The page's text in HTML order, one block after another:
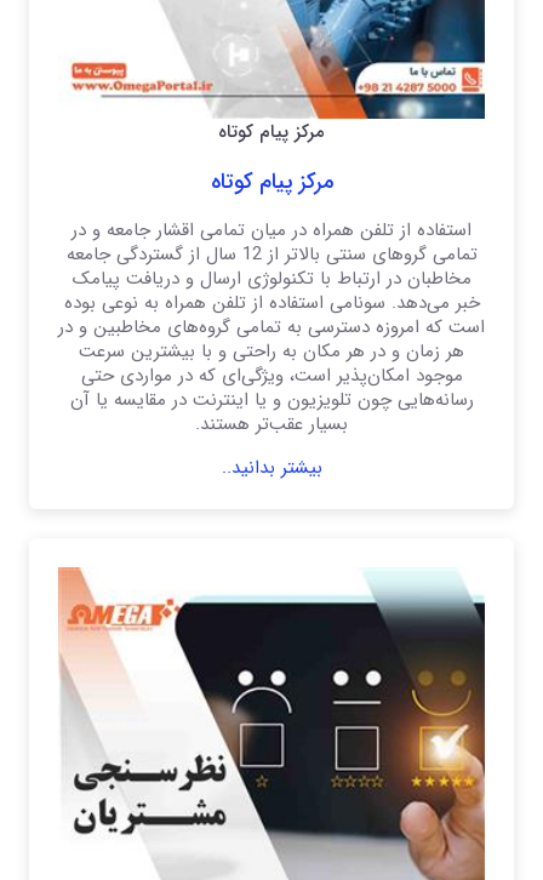
مرکز پیام کوتاه
مرکز پیام کوتاه
استفاده از تلفن همراه در میان تمامی اقشار جامعه و در
تمامی گرو‌های سنتی بالاتر از 12 سال از گستردگی جامعه
مخاطبان در ارتباط با تکنولوژی ارسال و دریافت پیامک
خبر می‌دهد. سونامی استفاده از تلفن همراه به نوعی بوده
است که امروزه دسترسی به تمامی گرو‌ه‌های مخاطبین و در
هر زمان و در هر مکان به راحتی و با بیشترین سرعت
موجود امکان‌پذیر است، ویژگی‌ای که در مواردی حتی
رسانه‌هایی چون تلویزیون و یا اینترنت در مقایسه یا آن
بسیار عقب‌تر هستند.
بیشتر بدانید..